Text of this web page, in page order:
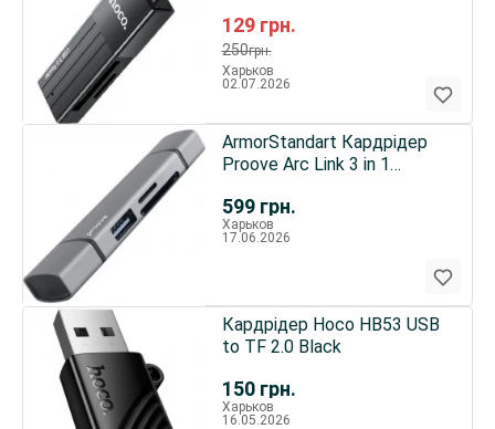
129 грн.
250грн.
Харьков
02.07.2026
599 грн.
ArmorStandart Кардрідер
Proove Arc Link 3 in 1
Silver (HBAL00210014)
Харьков
17.06.2026
150 грн.
Кардрідер Hoco HB53 USB
to TF 2.0 Black
Харьков
16.05.2026